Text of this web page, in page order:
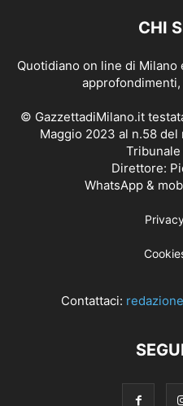
CHI
Quotidiano on line di
© GazzettadiMilano.it
Maggio 2023 al n.58
Direttore:
WhatsApp &
Contattaci: